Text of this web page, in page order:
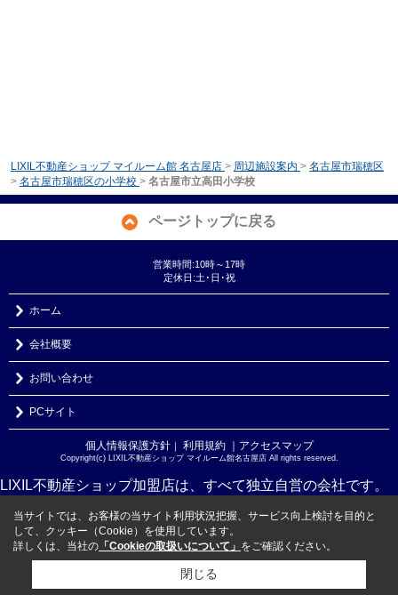
LIXIL不動産ショップ マイルーム館 名古屋店 > 周辺施設案内 > 名古屋市瑞穂区
> 名古屋市瑞穂区の小学校 > 名古屋市立高田小学校
ページトップに戻る
営業時間:10時～17時
定休日:土･日･祝
ホーム
会社概要
お問い合わせ
PCサイト
個人情報保護方針｜ 利用規約 ｜アクセスマップ
Copyright(c) LIXIL不動産ショップ マイルーム館名古屋店 All rights reserved.
LIXIL不動産ショップ加盟店は、すべて独立自営の会社です。
当サイトでは、お客様の当サイト利用状況把握、サービス向上検討を目的と
して、クッキー（Cookie）を使用しています。
詳しくは、当社の 「Cookieの取扱いについて」 をご確認ください。
閉じる